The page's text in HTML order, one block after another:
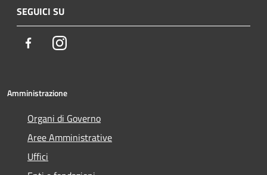
SEGUICI SU
FacebookInstagram
Amministrazione
Organi di Governo
Aree Amministrative
Uffici